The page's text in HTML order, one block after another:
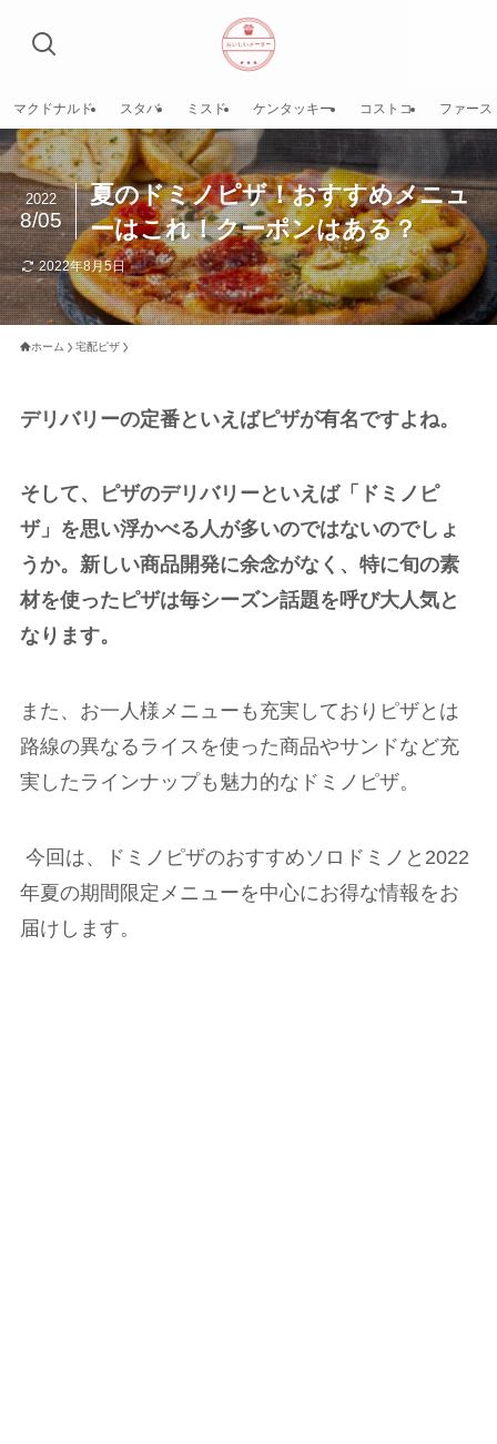
マクドナルド スタバ ミスド ケンタッキー コストコ ファース
夏のドミノピザ！おすすめメニュ
ーはこれ！クーポンはある？
2022
8/05
2022年8月5日
ホーム 宅配ピザ
デリバリーの定番といえばピザが有名ですよね。
そして、ピザのデリバリーといえば「ドミノピ
ザ」を思い浮かべる人が多いのではないのでしょ
うか。新しい商品開発に余念がなく、特に旬の素
材を使ったピザは毎シーズン話題を呼び大人気と
なります。
また、お一人様メニューも充実しておりピザとは
路線の異なるライスを使った商品やサンドなど充
実したラインナップも魅力的なドミノピザ。
今回は、ドミノピザのおすすめソロドミノと 2022
年夏の期間限定メニューを中心にお得な情報をお
届けします。